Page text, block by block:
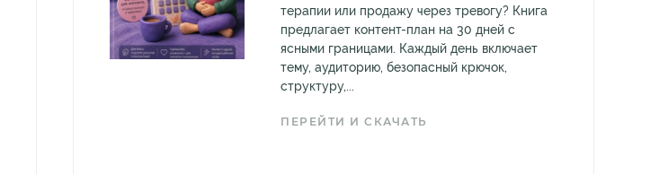
терапии или продажу через тревогу? Книга
предлагает контент-план на 30 дней с
ясными границами. Каждый день включает
тему, аудиторию, безопасный крючок,
структуру,...
ПЕРЕЙТИ И СКАЧАТЬ